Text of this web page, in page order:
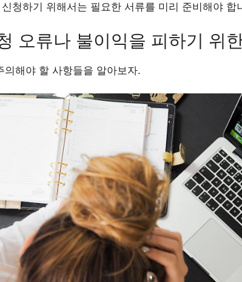
청하기 위해서는 필요한 서류를 미리 준비해야 합
오류나 불이익을 피하기 위
의해야 할 사항들을 알아보자.